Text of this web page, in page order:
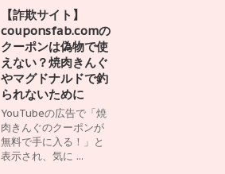
【詐欺サイト】
couponsfab.comの
クーポンは偽物で使
えない？焼肉きんぐ
やマグドナルドで釣
られないために
YouTubeの広告で「焼
肉きんぐのクーポンが
無料で手に入る！」と
表示され、気に ...